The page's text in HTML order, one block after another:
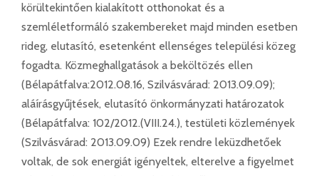
körültekintően kialakított otthonokat és a
szemléletformáló szakembereket majd minden esetben
rideg, elutasító, esetenként ellenséges települési közeg
fogadta. Közmeghallgatások a beköltözés ellen
(Bélapátfalva:2012.08.16, Szilvásvárad: 2013.09.09);
aláírásgyűjtések, elutasító önkormányzati határozatok
(Bélapátfalva: 102/2012.(VIII.24.), testületi közlemények
(Szilvásvárad: 2013.09.09) Ezek rendre leküzdhetőek
voltak, de sok energiát igényeltek, elterelve a figyelmet